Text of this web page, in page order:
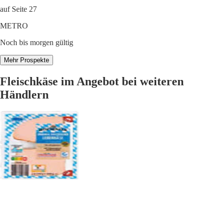
auf Seite 27
METRO
Noch bis morgen gültig
Mehr Prospekte
Fleischkäse im Angebot bei weiteren
Händlern